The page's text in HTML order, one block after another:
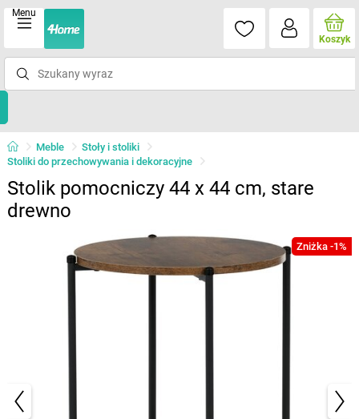
Menu
Koszyk
Meble
Stoły i stoliki
Stoliki do przechowywania i dekoracyjne
Stolik pomocniczy 44 x 44 cm, stare
drewno
Zniżka -1%